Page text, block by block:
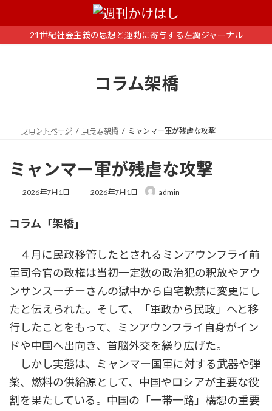
ン
ー
21世紀社会主義の思想と運動に寄与する左翼ジャーナル
コラム架橋
フロントページ コラム架橋 ミャンマー軍が残虐な攻撃
ミャンマー軍が残虐な攻撃
2026年7月1日
最
:
2026年7月1日 admin
コラム「架橋」
４月に民政移管したとされるミンアウンフライ前
軍司令官の政権は当初一定数の政治犯の釈放やアウ
ンサンスーチーさんの獄中から自宅軟禁に変更にし
たと伝えられた。そして、「軍政から民政」へと移
行したことをもって、ミンアウンフライ自身がイン
ドや中国へ出向き、首脳外交を繰り広げた。
しかし実態は、ミャンマー国軍に対する武器や弾
薬、燃料の供給源として、中国やロシアが主要な役
割を果たしている。中国の「一帯一路」構想の重要